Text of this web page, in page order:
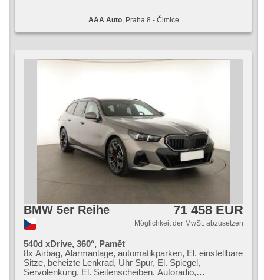
AAA Auto, Praha 8 - Čimice
BMW 5er Reihe 71 458 EUR
Möglichkeit der MwSt. abzusetzen
540d xDrive, 360°, Paměť
8x Airbag, Alarmanlage, automatikparken, El. einstellbare
Sitze, beheizte Lenkrad, Uhr Spur, El. Spiegel,
Servolenkung, El. Seitenscheiben, Autoradio,